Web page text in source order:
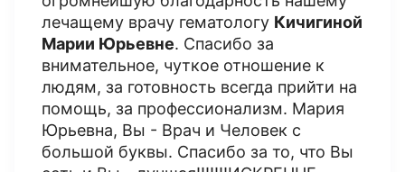
лечащему врачу гематологу Кичигиной
Марии Юрьевне. Спасибо за
внимательное, чуткое отношение к
людям, за готовность всегда прийти на
помощь, за профессионализм. Мария
Юрьевна, Вы - Врач и Человек с
большой буквы. Спасибо за то, что Вы